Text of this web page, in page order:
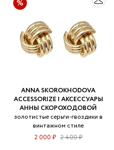
ANNA SKOROKHODOVA
ACCESSORIZE | АКСЕССУАРЫ
АННЫ СКОРОХОДОВОЙ
золотистые серьги-гвоздики в
винтажном стиле
2 000 ₽ 2 400 ₽